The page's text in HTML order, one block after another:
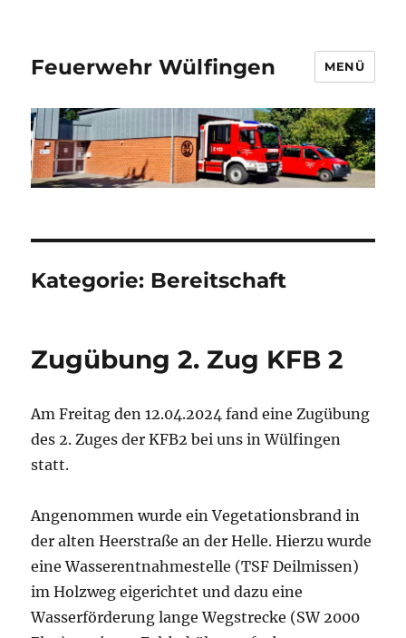
Feuerwehr Wülfingen MENÜ
Kategorie: Bereitschaft
Zugübung 2. Zug KFB 2
Am Freitag den 12.04.2024 fand eine Zugübung
des 2. Zuges der KFB2 bei uns in Wülfingen
statt.
Angenommen wurde ein Vegetationsbrand in
der alten Heerstraße an der Helle. Hierzu wurde
eine Wasserentnahmestelle (TSF Deilmissen)
im Holzweg eigerichtet und dazu eine
Wasserförderung lange Wegstrecke (SW 2000